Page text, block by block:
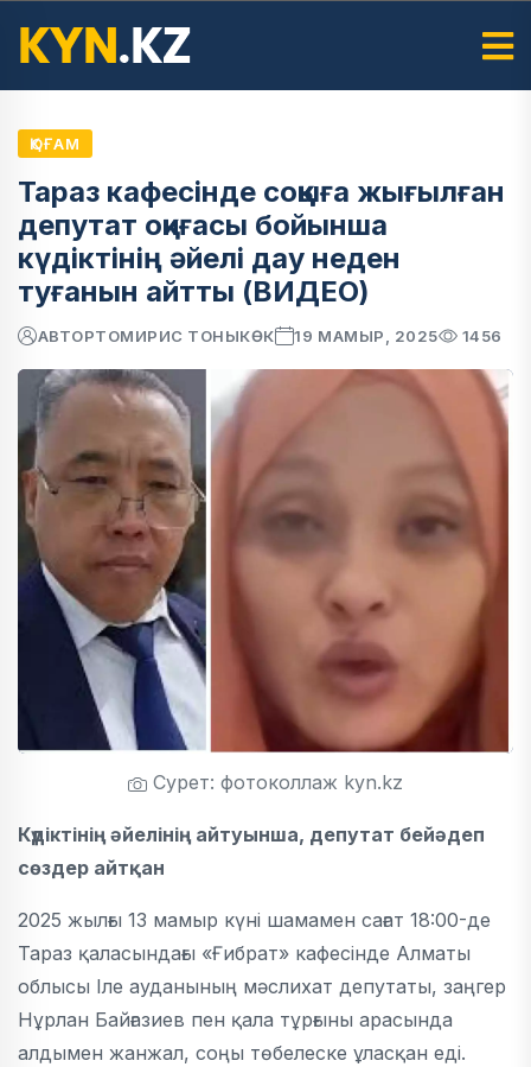
ҚОҒАМ
Тараз кафесінде соққыға жығылған
депутат оқиғасы бойынша
күдіктінің әйелі дау неден
туғанын айтты (ВИДЕО)
АВТОРТОМИРИС ТОНЫКӨК 19 МАМЫР, 2025 1456
Сурет: фотоколлаж kyn.kz
Күдіктінің әйелінің айтуынша, депутат бейәдеп
сөздер айтқан
2025 жылғы 13 мамыр күні шамамен сағат 18:00-де
Тараз қаласындағы «Ғибрат» кафесінде Алматы
облысы Іле ауданының мәслихат депутаты, заңгер
Нұрлан Байғазиев пен қала тұрғыны арасында
алдымен жанжал, соңы төбелеске ұласқан еді.